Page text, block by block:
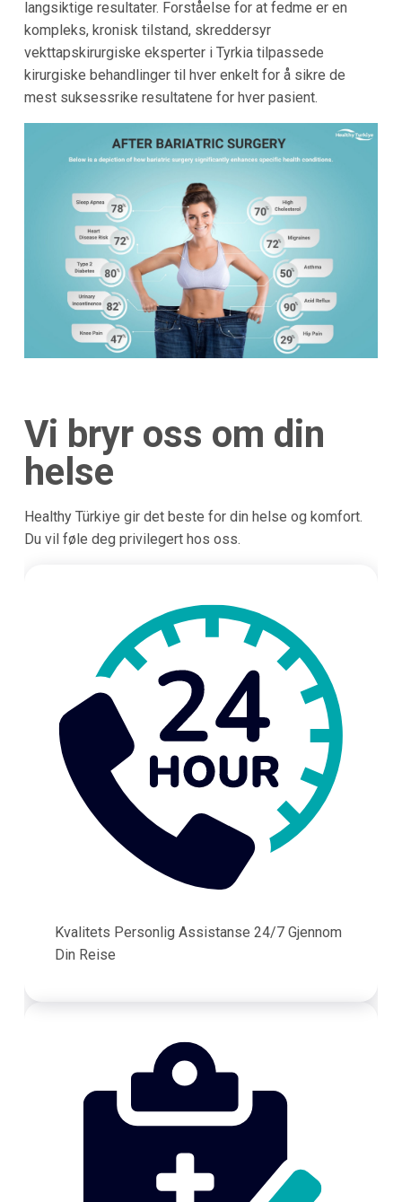
langsiktige resultater. Forståelse for at fedme er en
kompleks, kronisk tilstand, skreddersyr
vekttapskirurgiske eksperter i Tyrkia tilpassede
kirurgiske behandlinger til hver enkelt for å sikre de
mest suksessrike resultatene for hver pasient.
Vi bryr oss om din
helse
Healthy Türkiye gir det beste for din helse og komfort.
Du vil føle deg privilegert hos oss.
Kvalitets Personlig Assistanse 24/7 Gjennom
Din Reise